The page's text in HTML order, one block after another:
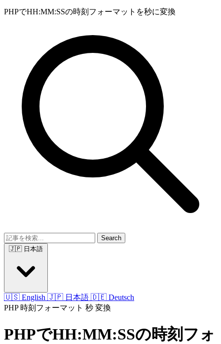
PHPでHH:MM:SSの時刻フォーマットを秒に変換
Search
🇺🇸 English 🇯🇵 日本語 🇩🇪 Deutsch
PHP 時刻フォーマット 秒 変換
PHPでHH:MM:SSの時刻フォ